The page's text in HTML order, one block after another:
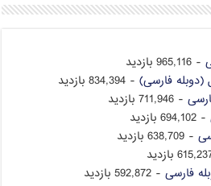
- 965,116 بازدید
- 834,394 بازدید
- 711,946 بازدید
- 694,102 بازدید
- 638,709 بازدید
فارسی - 592,872 بازدید